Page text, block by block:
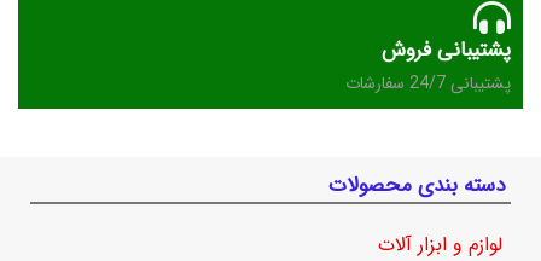
پشتیبانی فروش
پشتیبانی 24/7 سفارشات
دسته بندی محصولات
لوازم و ابزار آلات